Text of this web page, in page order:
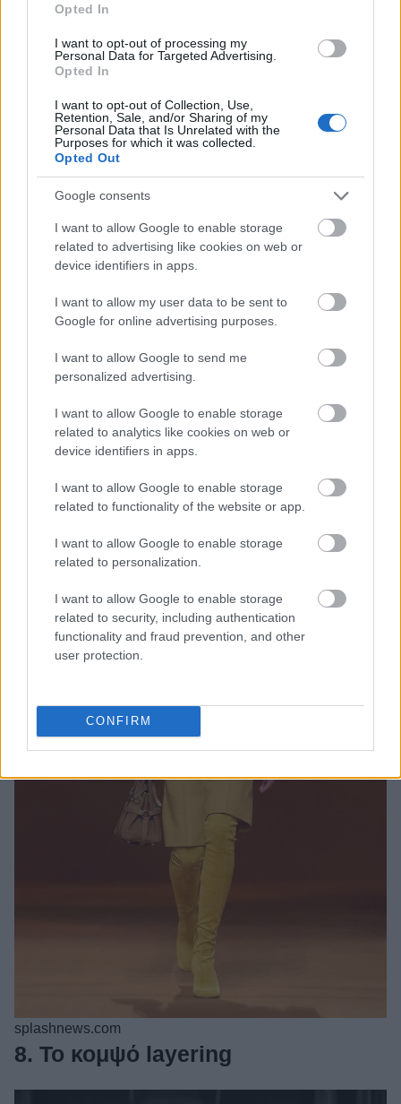
Opted In
I want to opt-out of processing my
Personal Data for Targeted Advertising.
Opted In
I want to opt-out of Collection, Use,
Retention, Sale, and/or Sharing of my
Personal Data that Is Unrelated with the
Purposes for which it was collected.
Opted Out
Google consents
I want to allow Google to enable storage
related to advertising like cookies on web or
device identifiers in apps.
I want to allow my user data to be sent to
Google for online advertising purposes.
I want to allow Google to send me
personalized advertising.
I want to allow Google to enable storage
related to analytics like cookies on web or
device identifiers in apps.
I want to allow Google to enable storage
related to functionality of the website or app.
I want to allow Google to enable storage
related to personalization.
I want to allow Google to enable storage
related to security, including authentication
functionality and fraud prevention, and other
user protection.
CONFIRM
7. Οι φαρδιές βερμούδες
splashnews.com
8. Το κομψό layering